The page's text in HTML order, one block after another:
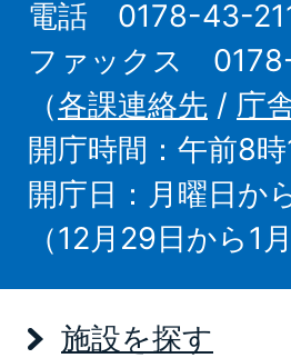
電話 0178-43-
ファックス
（各課連絡先 / 庁
開庁時間：午前8
開庁日：月曜日か
（12月29日から1
施設を探す